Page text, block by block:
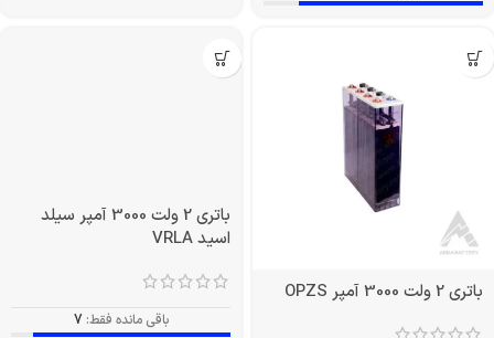
باتری 2 ولت 3000 آمپر OPZS